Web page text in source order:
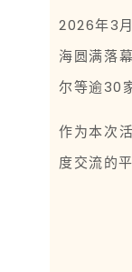
2026年3
海圆满落
尔等逾30
作为本次
度交流的